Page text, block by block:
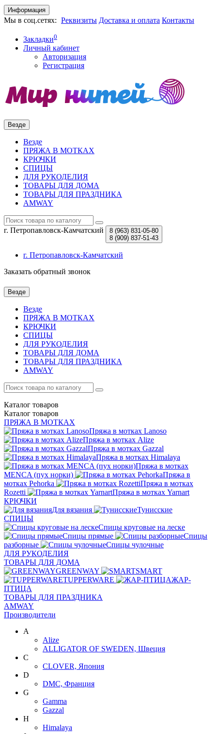
Информация
Мы в соц.сетях: Реквизиты Доставка и оплата Контакты
Закладки0
Личный кабинет
Авторизация
Регистрация
Везде
Везде
ПРЯЖА В МОТКАХ
КРЮЧКИ
СПИЦЫ
ДЛЯ РУКОДЕЛИЯ
ТОВАРЫ ДЛЯ ДОМА
ТОВАРЫ ДЛЯ ПРАЗДНИКА
AMWAY
г. Петропавловск-Камчатский 8 (963) 831-05-80
8 (909) 837-51-43
г. Петропавловск-Камчатский
Заказать обратный звонок
Везде
Везде
ПРЯЖА В МОТКАХ
КРЮЧКИ
СПИЦЫ
ДЛЯ РУКОДЕЛИЯ
ТОВАРЫ ДЛЯ ДОМА
ТОВАРЫ ДЛЯ ПРАЗДНИКА
AMWAY
Каталог товаров
Каталог товаров
ПРЯЖА В МОТКАХ
Пряжа в мотках Lanoso
Пряжа в мотках Alize
Пряжа в мотках Gazzal
Пряжа в мотках Himalaya
Пряжа в мотках
MENCA (пух норки)
Пряжа в
мотках Pehorka
Пряжа в мотках
Rozetti
Пряжа в мотках Yarnart
КРЮЧКИ
Для вязания
Тунисские
СПИЦЫ
Спицы круговые на леске
Спицы прямые
Спицы
разборные
Спицы чулочные
ДЛЯ РУКОДЕЛИЯ
ТОВАРЫ ДЛЯ ДОМА
GREENWAY
SMART
TUPPERWARE
ЖАР-
ПТИЦА
ТОВАРЫ ДЛЯ ПРАЗДНИКА
AMWAY
Производители
A
Alize
ALLIGATOR OF SWEDEN, Швеция
C
CLOVER, Япония
D
DMC, Франция
G
Gamma
Gazzal
H
Himalaya